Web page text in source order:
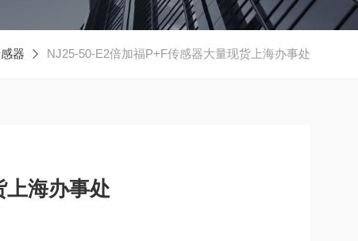
器 NJ25-50-E2倍加福P+F传感器大量现货上海办事处
上海办事处